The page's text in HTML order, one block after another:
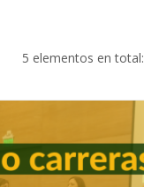
5 elementos en total: